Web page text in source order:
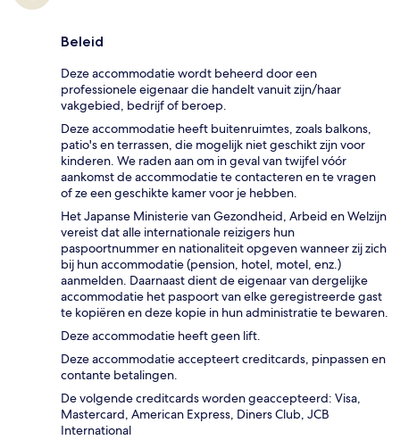
Beleid
Deze accommodatie wordt beheerd door een
professionele eigenaar die handelt vanuit zijn/haar
vakgebied, bedrijf of beroep.
Deze accommodatie heeft buitenruimtes, zoals balkons,
patio's en terrassen, die mogelijk niet geschikt zijn voor
kinderen. We raden aan om in geval van twijfel vóór
aankomst de accommodatie te contacteren en te vragen
of ze een geschikte kamer voor je hebben.
Het Japanse Ministerie van Gezondheid, Arbeid en Welzijn
vereist dat alle internationale reizigers hun
paspoortnummer en nationaliteit opgeven wanneer zij zich
bij hun accommodatie (pension, hotel, motel, enz.)
aanmelden. Daarnaast dient de eigenaar van dergelijke
accommodatie het paspoort van elke geregistreerde gast
te kopiëren en deze kopie in hun administratie te bewaren.
Deze accommodatie heeft geen lift.
Deze accommodatie accepteert creditcards, pinpassen en
contante betalingen.
De volgende creditcards worden geaccepteerd: Visa,
Mastercard, American Express, Diners Club, JCB
International